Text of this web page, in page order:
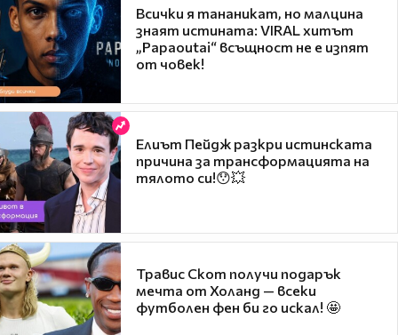
Всички я тананикат, но малцина
знаят истината: VIRAL хитът
„Papaoutai“ всъщност не е изпят
от човек!
Елиът Пейдж разкри истинската
причина за трансформацията на
тялото си!😯💥
Травис Скот получи подарък
мечта от Холанд — всеки
футболен фен би го искал! 🤩